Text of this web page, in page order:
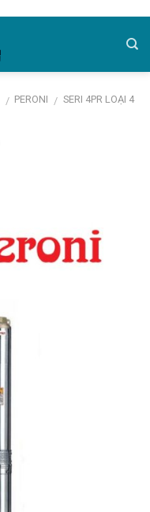
/ PERONI / SERI 4PR LOẠI 4